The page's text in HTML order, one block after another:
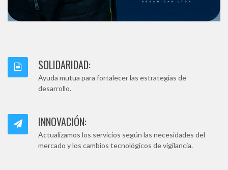
SOLIDARIDAD:
Ayuda mutua para fortalecer las estrategias de
desarrollo.
INNOVACIÓN:
Actualizamos los servicios según las necesidades del
mercado y los cambios tecnológicos de vigilancia.